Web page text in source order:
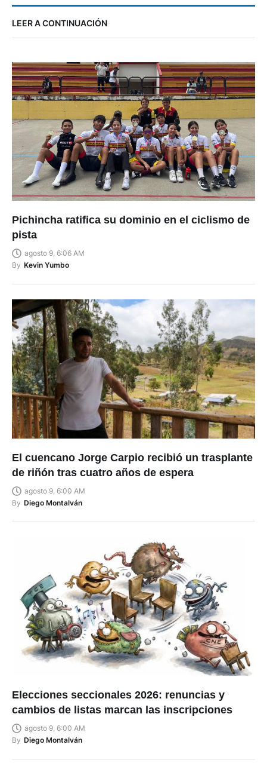
LEER A CONTINUACIÓN
Pichincha ratifica su dominio en el ciclismo de
pista
agosto 9, 6:06 AM
By Kevin Yumbo
El cuencano Jorge Carpio recibió un trasplante
de riñón tras cuatro años de espera
agosto 9, 6:00 AM
By Diego Montalván
Elecciones seccionales 2026: renuncias y
cambios de listas marcan las inscripciones
agosto 9, 6:00 AM
By Diego Montalván